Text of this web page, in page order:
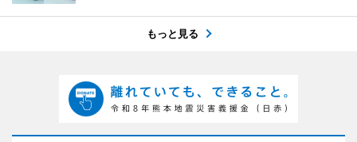
もっと見る